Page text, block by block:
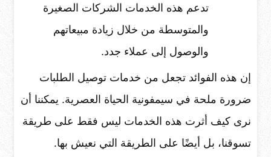
تدعم هذه الخدمات الشركات الصغيرة
والمتوسطة من خلال زيادة مبيعاتهم
والوصول إلى عملاء جدد.
إن هذه الفوائد تجعل من خدمات توصيل الطلبات
ضرورة ملحة في سيمفونية الحياة العصرية. يمكننا أن
نرى كيف أثرت هذه الخدمات ليس فقط على طريقة
تسوقنا، بل أيضًا على الطريقة التي نعيش بها.